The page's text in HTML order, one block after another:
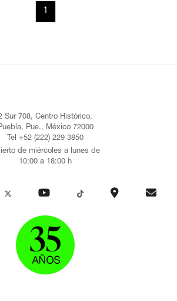
1
Sur 708, Centro Histórico,
Pue., México 72000
Tel +52 (222) 229 3850
de miércoles a lunes de
10:00 a 18:00 h